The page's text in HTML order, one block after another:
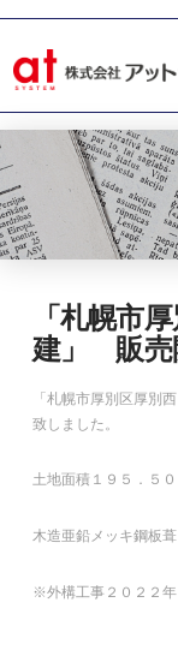
「札幌市
建」 販売
「札幌市厚別区厚
致しました。
土地面積１９５．５
木造亜鉛メッキ鋼板
※外構工事２０２２